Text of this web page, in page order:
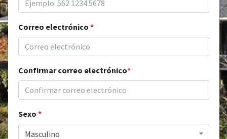
Correo electrónico *
Confirmar correo electrónico*
Sexo *
Masculino